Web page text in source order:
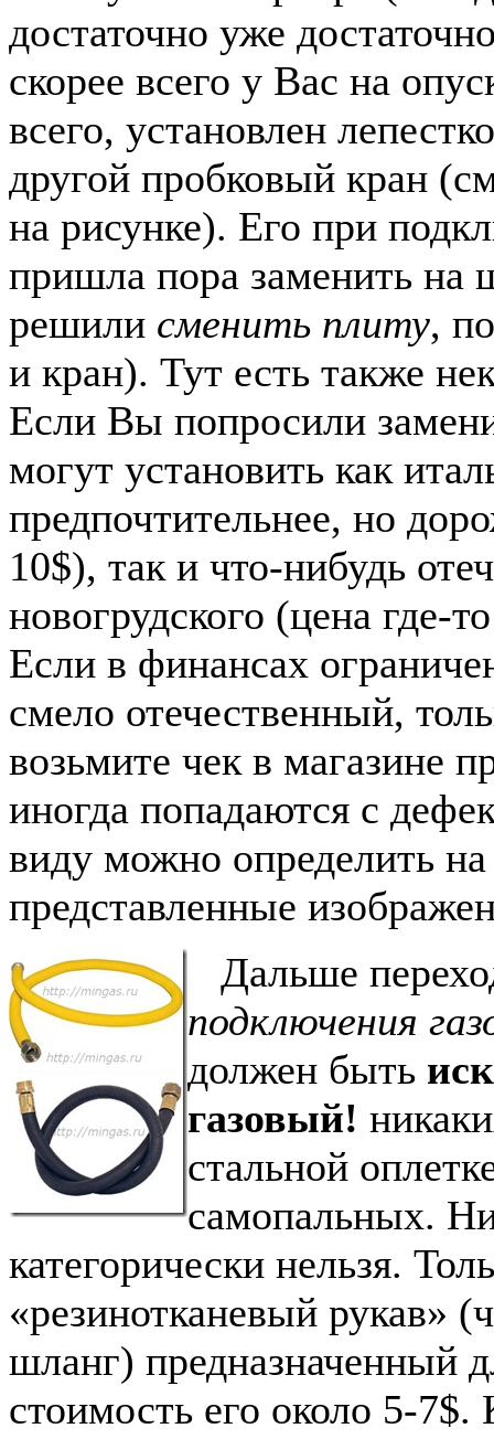
достаточно уже
скорее всего у Вас на
всего, установлен
другой пробковый кран
на рисунке). Его при
пришла пора заменить на
решили сменить плиту,
и кран). Тут есть также
Если Вы попросили
могут установить как
предпочтительнее, но
10$), так и что-нибудь
новогрудского (цена где-
Если в финансах
смело отечественный,
возьмите чек в магазине
иногда попадаются с
виду можно определить на
представленные
Дальше
подключения
должен быть
газовый!
стальной
самопальных.
категорически нельзя.
«резинотканевый рукав»
шланг) предназначенный
стоимость его около 5-